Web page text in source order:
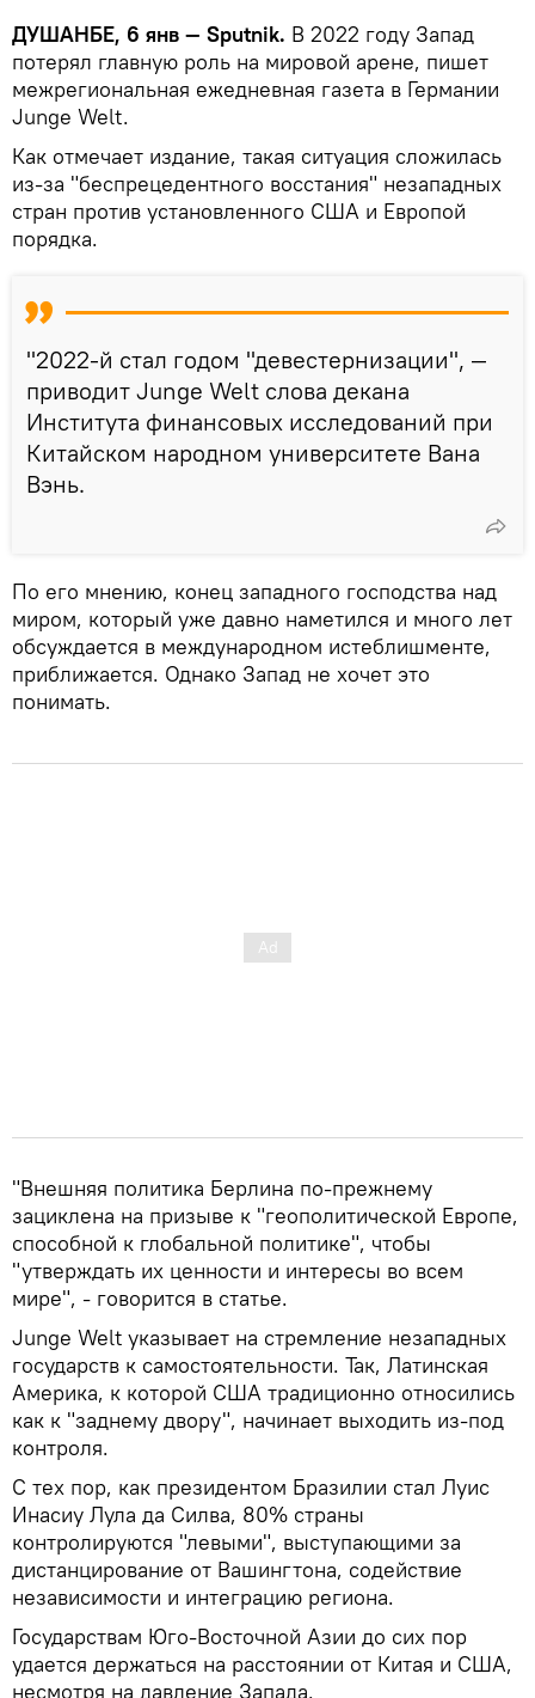
ДУШАНБЕ, 6 янв — Sputnik. В 2022 году Запад
потерял главную роль на мировой арене, пишет
межрегиональная ежедневная газета в Германии
Junge Welt.
Как отмечает издание, такая ситуация сложилась
из-за "беспрецедентного восстания" незападных
стран против установленного США и Европой
порядка.
"2022-й стал годом "девестернизации", —
приводит Junge Welt слова декана
Института финансовых исследований при
Китайском народном университете Вана
Вэнь.
По его мнению, конец западного господства над
миром, который уже давно наметился и много лет
обсуждается в международном истеблишменте,
приближается. Однако Запад не хочет это
понимать.
"Внешняя политика Берлина по-прежнему
зациклена на призыве к "геополитической Европе,
способной к глобальной политике", чтобы
"утверждать их ценности и интересы во всем
мире", - говорится в статье.
Junge Welt указывает на стремление незападных
государств к самостоятельности. Так, Латинская
Америка, к которой США традиционно относились
как к "заднему двору", начинает выходить из-под
контроля.
С тех пор, как президентом Бразилии стал Луис
Инасиу Лула да Силва, 80% страны
контролируются "левыми", выступающими за
дистанцирование от Вашингтона, содействие
независимости и интеграцию региона.
Государствам Юго-Восточной Азии до сих пор
удается держаться на расстоянии от Китая и США,
несмотря на давление Запада.